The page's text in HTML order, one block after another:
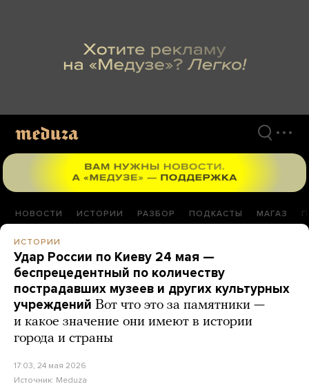
НОВОСТИ ИСТОРИИ РАЗБОР ПОДКАСТЫ МАГАЗ
ИСТОРИИ
Удар России по Киеву 24 мая —
беспрецедентный по количеству
пострадавших музеев и других культурных
учреждений Вот что это за памятники —
и какое значение они имеют в истории
города и страны
17:03, 24 мая 2026
Источник: Meduza